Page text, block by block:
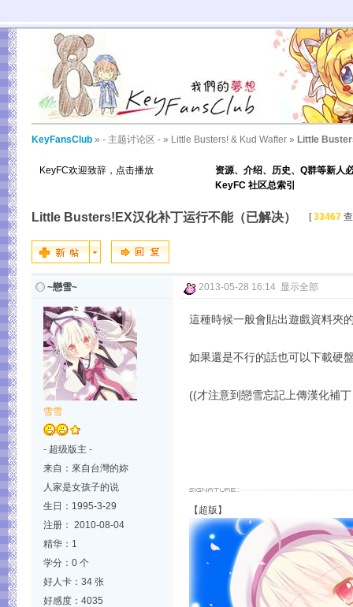
KeyFansClub » - 主题讨论区 - » Little Busters! & Kud Wafter » Little
KeyFC欢迎致辞，点击播放
资源、介绍、历史、Q群等新人
KeyFC 社区总索引
Little Busters!EX汉化补丁运行不能（已解决） [33467
~戀雪~
雪雪
- 超级版主 -
来自：來自台灣的妳
人家是女孩子的说
生日：1995-3-29
注册： 2010-08-04
精华：1
学分：0 个
好人卡：34 张
好感度：4035
2013-05-28 16:14 显示全部
這種時候一般會貼出遊戲資料夾
如果還是不行的話也可以下載硬
((才注意到戀雪忘記上傳漢化補丁
【超版】